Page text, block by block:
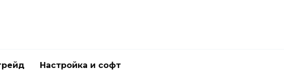
Настройка и софт